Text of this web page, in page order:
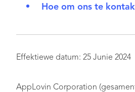
Hoe om ons te kontak
Effektiewe datum: 25 Junie 2024
AppLovin Corporation